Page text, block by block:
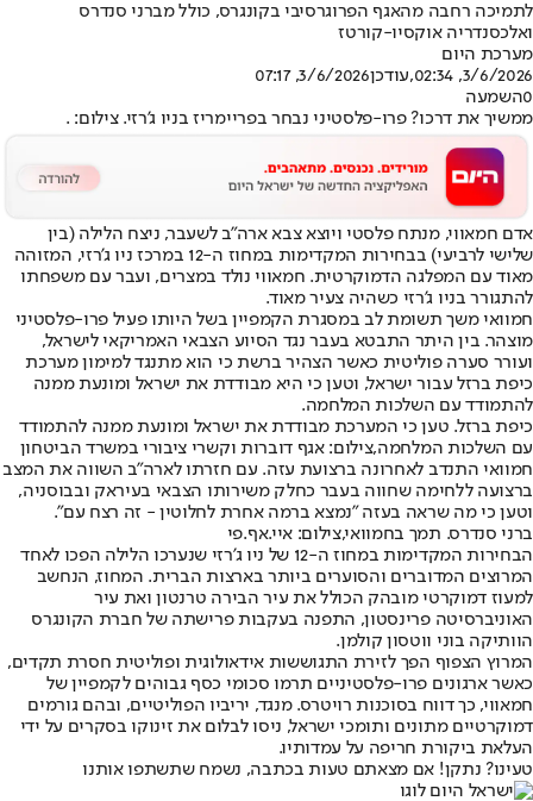
לתמיכה רחבה מהאגף הפרוגרסיבי בקונגרס, כולל מברני סנדרס
ואלכסנדריה אוקסיו-קורטז
מערכת היום
3/6/2026, 02:34
,עודכן3/6/2026, 07:17
0השמעה
ממשיך את דרכו? פרו-פלסטיני נבחר בפריימריז בניו ג'רזי. צילום: .
אדם חמאווי, מנתח פלסטי ויוצא צבא ארה"ב לשעבר, ניצח הלילה (בין
שלישי לרביעי) בבחירות המקדימות במחוז ה-12 במרכז ניו ג'רזי, המזוהה
מאוד עם המפלגה הדמוקרטית. חמאווי נולד במצרים, ועבר עם משפחתו
להתגורר בניו ג'רזי כשהיה צעיר מאוד.
חמוואי משך תשומת לב במסגרת הקמפיין בשל היותו פעיל פרו-פלסטיני
מוצהר. בין היתר התבטא בעבר נגד הסיוע הצבאי האמריקאי לישראל,
ועורר סערה פוליטית כאשר הצהיר ברשת כי הוא מתנגד למימון מערכת
כיפת ברזל עבור ישראל, וטען כי היא מבודדת את ישראל ומונעת ממנה
להתמודד עם השלכות המלחמה.
כיפת ברזל. טען כי המערכת מבודדת את ישראל ומונעת ממנה להתמודד
עם השלכות המלחמה,צילום: אגף דוברות וקשרי ציבורי במשרד הביטחון
חמוואי התנדב לאחרונה ברצועת עזה. עם חזרתו לארה"ב השווה את המצב
ברצועה ללחימה שחווה בעבר כחלק משירותו הצבאי בעיראק ובבוסניה,
וטען כי מה שראה בעזה "נמצא ברמה אחרת לחלוטין - זה רצח עם".
ברני סנדרס. תמך בחמוואי,צילום: איי.אף.פי
הבחירות המקדימות במחוז ה-12 של ניו ג'רזי שנערכו הלילה הפכו לאחד
המרוצים המדוברים והסוערים ביותר בארצות הברית. המחוז, הנחשב
למעוז דמוקרטי מובהק הכולל את עיר הבירה טרנטון ואת עיר
האוניברסיטה פרינסטון, התפנה בעקבות פרישתה של חברת הקונגרס
הוותיקה בוני ווטסון קולמן.
המרוץ הצפוף הפך לזירת התגוששות אידאולוגית ופוליטית חסרת תקדים,
כאשר ארגונים פרו-פלסטיניים תרמו סכומי כסף גבוהים לקמפיין של
חמאווי, כך דווח בסוכנות רויטרס. מנגד, יריביו הפוליטיים, ובהם גורמים
דמוקרטיים מתונים ותומכי ישראל, ניסו לבלום את זינוקו בסקרים על ידי
העלאת ביקורת חריפה על עמדותיו.
טעינו? נתקן! אם מצאתם טעות בכתבה, נשמח שתשתפו אותנו